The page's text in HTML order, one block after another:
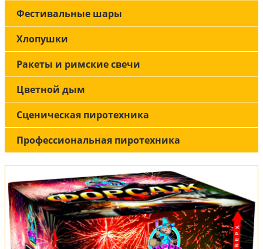
Фестивальные шары
Хлопушки
Ракеты и римские свечи
Цветной дым
Сценическая пиротехника
Профессиональная пиротехника